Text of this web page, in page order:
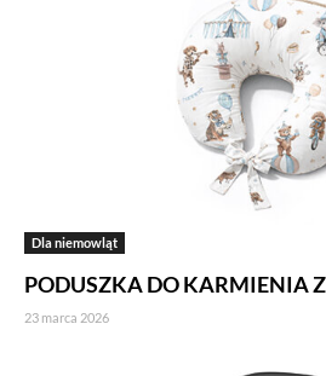
Dla niemowląt
PODUSZKA DO KARMIENIA
23 marca 2026